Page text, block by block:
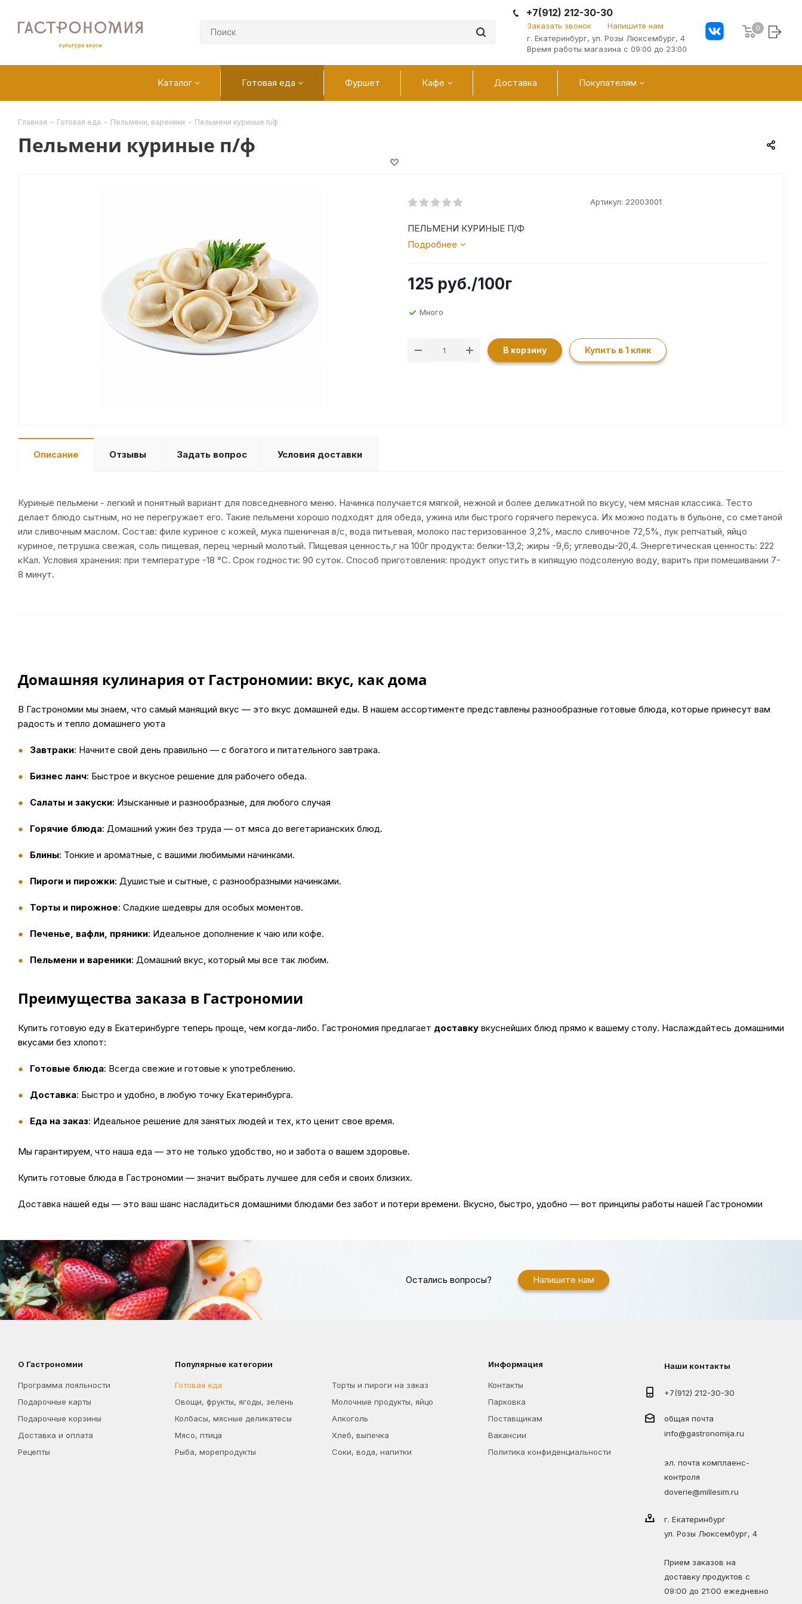
+7(912) 212-30-30
Заказать звонок
Напишите нам
г. Екатеринбург, ул. Розы Люксембург, 4
Время работы магазина с 09:00 до 23:00
0
Каталог Готовая еда Фуршет Кафе Доставка Покупателям
Главная - Готовая еда - Пельмени, вареники - Пельмени куриные п/ф
Пельмени куриные п/ф
Артикул: 22003001
ПЕЛЬМЕНИ КУРИНЫЕ П/Ф
Подробнее
125 руб./100г
Много
В корзину Купить в 1 клик
Описание Отзывы Задать вопрос Условия доставки
Куриные пельмени - легкий и понятный вариант для повседневного меню. Начинка получается мягкой, нежной и более деликатной по вкусу, чем мясная классика. Тесто
делает блюдо сытным, но не перегружает его. Такие пельмени хорошо подходят для обеда, ужина или быстрого горячего перекуса. Их можно подать в бульоне, со сметаной
или сливочным маслом. Состав: филе куриное с кожей, мука пшеничная в/с, вода питьевая, молоко пастеризованное 3,2%, масло сливочное 72,5%, лук репчатый, яйцо
куриное, петрушка свежая, соль пищевая, перец черный молотый. Пищевая ценность,г на 100г продукта: белки-13,2; жиры -9,6; углеводы-20,4. Энергетическая ценность: 222
кКал. Условия хранения: при температуре -18 °С. Срок годности: 90 суток. Способ приготовления: продукт опустить в кипящую подсоленую воду, варить при помешивании 7-
8 минут.
Домашняя кулинария от Гастрономии: вкус, как дома
В Гастрономии мы знаем, что самый манящий вкус — это вкус домашней еды. В нашем ассортименте представлены разнообразные готовые блюда, которые принесут вам
радость и тепло домашнего уюта
Завтраки: Начните свой день правильно — с богатого и питательного завтрака.
Бизнес ланч: Быстрое и вкусное решение для рабочего обеда.
Салаты и закуски: Изысканные и разнообразные, для любого случая
Горячие блюда: Домашний ужин без труда — от мяса до вегетарианских блюд.
Блины: Тонкие и ароматные, с вашими любимыми начинками.
Пироги и пирожки: Душистые и сытные, с разнообразными начинками.
Торты и пирожное: Сладкие шедевры для особых моментов.
Печенье, вафли, пряники: Идеальное дополнение к чаю или кофе.
Пельмени и вареники: Домашний вкус, который мы все так любим.
Преимущества заказа в Гастрономии
Купить готовую еду в Екатеринбурге теперь проще, чем когда-либо. Гастрономия предлагает доставку вкуснейших блюд прямо к вашему столу. Наслаждайтесь домашними
вкусами без хлопот:
Готовые блюда: Всегда свежие и готовые к употреблению.
Доставка: Быстро и удобно, в любую точку Екатеринбурга.
Еда на заказ: Идеальное решение для занятых людей и тех, кто ценит свое время.
Мы гарантируем, что наша еда — это не только удобство, но и забота о вашем здоровье.
Купить готовые блюда в Гастрономии — значит выбрать лучшее для себя и своих близких.
Доставка нашей еды — это ваш шанс насладиться домашними блюдами без забот и потери времени. Вкусно, быстро, удобно — вот принципы работы нашей Гастрономии
Остались вопросы? Напишите нам
О Гастрономии
Программа лояльности
Подарочные карты
Подарочные корзины
Доставка и оплата
Рецепты
Популярные категории
Готовая еда
Овощи, фрукты, ягоды, зелень
Колбасы, мясные деликатесы
Мясо, птица
Рыба, морепродукты
Торты и пироги на заказ
Молочные продукты, яйцо
Алкоголь
Хлеб, выпечка
Соки, вода, напитки
Информация
Контакты
Парковка
Поставщикам
Вакансии
Политика конфиденциальности
Наши контакты
+7(912) 212-30-30
общая почта
info@gastronomija.ru
эл. почта комплаенс-
контроля
doverie@millesim.ru
г. Екатеринбург
ул. Розы Люксембург, 4
Прием заказов на
доставку продуктов с
09:00 до 21:00 ежедневно